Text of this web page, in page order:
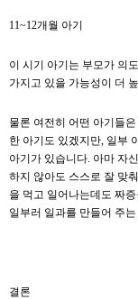
11~12개월 아기
이 시기 아기는 부모가 의
가지고 있을 가능성이 더
물론 여전히 어떤 아기들
한 아기도 있겠지만, 일부
아기가 있습니다. 아마 자
하지 않아도 스스로 잘 맞
을 먹고 일어나는데도 짜
일부러 일과를 만들어 주
결론